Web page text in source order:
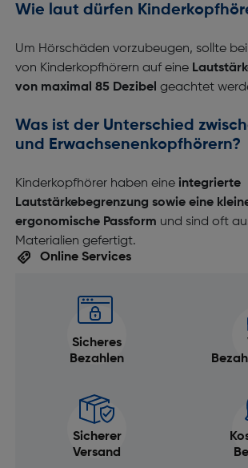
Wie laut dürfen
Um Hörschäden vorzubeugen, sollte bei
von Kinderkopfhörern auf eine
von maximal 85 Dezibel geachtet
Was ist der Unterschied
und Erwachsenenkopfhörern?
Kinderkopfhörer haben eine integrierte
Lautstärkebegrenzung sowie eine
ergonomische Passform und sind oft
Materialien gefertigt.
Online Services
Sicheres
Bezahlen
Sicherer
Versand